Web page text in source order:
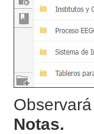
Notas.